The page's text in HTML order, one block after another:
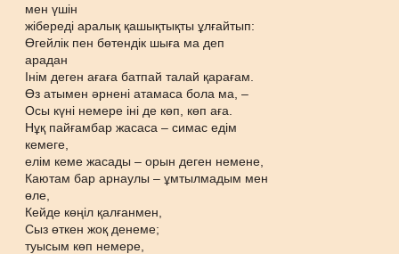
мен үшін
жібереді аралық қашықтықты ұлғайтып:
Өгейлік пен бөтендік шыға ма деп
арадан
Інім деген ағаға батпай талай қарағам.
Өз атымен әрнені атамаса бола ма, –
Осы күні немере іні де көп, көп аға.
Нұқ пайғамбар жасаса – симас едім
кемеге,
елім кеме жасады – орын деген немене,
Каютам бар арнаулы – ұмтылмадым мен
өле,
Кейде көңіл қалғанмен,
Сыз өткен жоқ денеме;
туысым көп немере,